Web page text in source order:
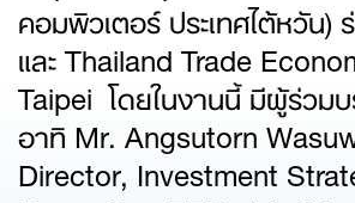
คอมพิวเตอร์ ประเทศไต้หวัน)
และ Thailand Trade
Taipei โดยในงานนี้ มีผู้ร่วม
อาทิ Mr. Angsutorn
Director, Investment